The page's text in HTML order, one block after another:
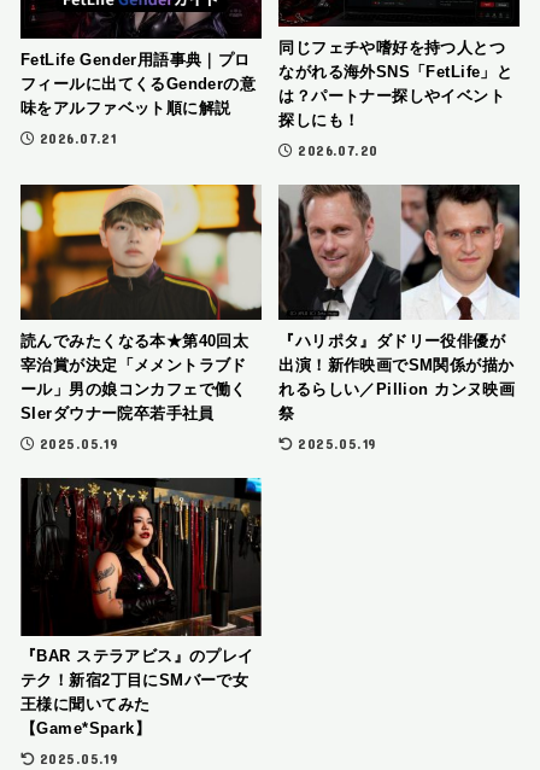
FetLife Gender用語事典｜プロ
フィールに出てくるGenderの意
味をアルファベット順に解説
2026.07.21
同じフェチや嗜好を持つ人とつ
ながれる海外SNS「FetLife」と
は？パートナー探しやイベント
探しにも！
2026.07.20
読んでみたくなる本★第40回太
宰治賞が決定「メメントラブド
ール」男の娘コンカフェで働く
SIerダウナー院卒若手社員
2025.05.19
『ハリポタ』ダドリー役俳優が
出演！新作映画でSM関係が描か
れるらしい／Pillion カンヌ映画
祭
2025.05.19
『BAR ステラアビス』のプレイ
テク！新宿2丁目にSMバーで女
王様に聞いてみた
【Game*Spark】
2025.05.19